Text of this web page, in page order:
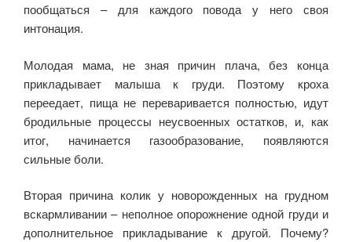
пообщаться – для каждого повода у него своя
интонация.
Молодая мама, не зная причин плача, без конца
прикладывает малыша к груди. Поэтому кроха
переедает, пища не переваривается полностью, идут
бродильные процессы неусвоенных остатков, и, как
итог, начинается газообразование, появляются
сильные боли.
Вторая причина колик у новорожденных на грудном
вскармливании – неполное опорожнение одной груди и
дополнительное прикладывание к другой. Почему?